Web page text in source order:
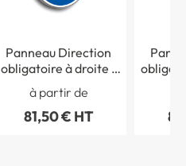
Panneau Direction
obligatoire à droite -
à partir de
81,50 € HT